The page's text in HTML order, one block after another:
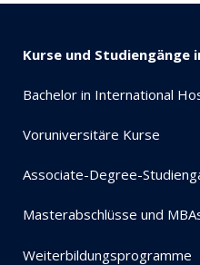
Kurse und Studiengänge
Bachelor in International
Voruniversitäre Kurse
Associate-Degree-
Masterabschlüsse und
Weiterbildungsprogramme